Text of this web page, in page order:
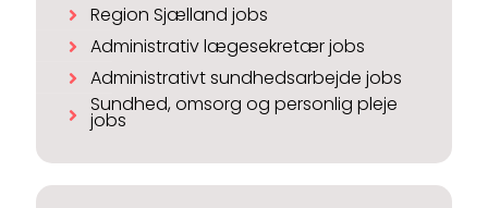
Region Sjælland jobs
Administrativ lægesekretær jobs
Administrativt sundhedsarbejde jobs
Sundhed, omsorg og personlig pleje
jobs